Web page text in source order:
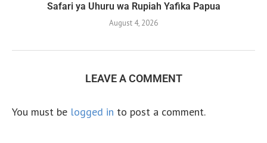
Safari ya Uhuru wa Rupiah Yafika Papua
August 4, 2026
LEAVE A COMMENT
You must be logged in to post a comment.